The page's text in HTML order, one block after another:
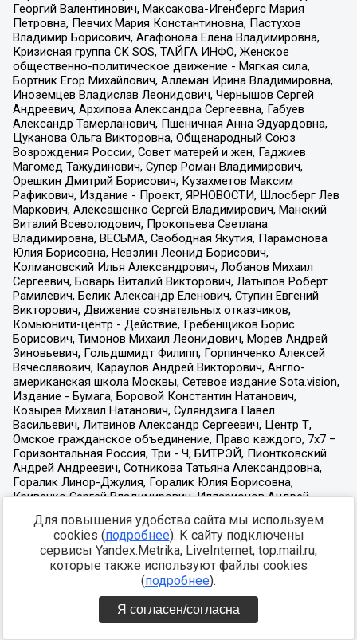
Для повышения удобства сайта мы используем
cookies (подробнее). К сайту подключены
сервисы Yandex.Metrika, LiveInternet, top.mail.ru,
которые также используют файлы cookies
(подробнее).
Я согласен/согласна